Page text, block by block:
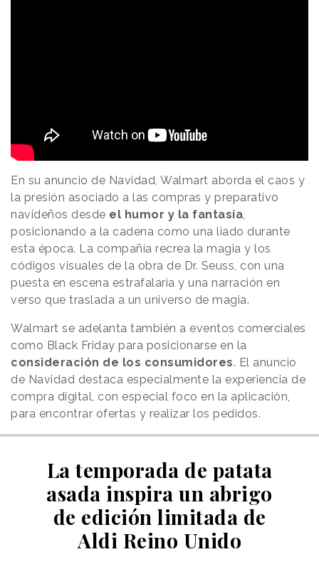
En su anuncio de Navidad, Walmart aborda el caos y
la presión asociado a las compras y preparativo
navideños desde el humor y la fantasía,
posicionando a la cadena como una liado durante
esta época. La compañía recrea la magia y los
códigos visuales de la obra de Dr. Seuss, con una
puesta en escena estrafalaria y una narración en
verso que traslada a un universo de magia.
Walmart se adelanta también a eventos comerciales
como Black Friday para posicionarse en la
consideración de los consumidores. El anuncio
de Navidad destaca especialmente la experiencia de
compra digital, con especial foco en la aplicación,
para encontrar ofertas y realizar los pedidos.
La temporada de patata
asada inspira un abrigo
de edición limitada de
Aldi Reino Unido